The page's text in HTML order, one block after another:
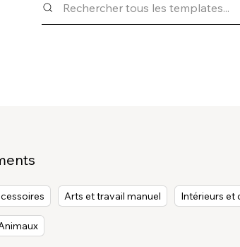
Arts et travail manuel Intérieurs et